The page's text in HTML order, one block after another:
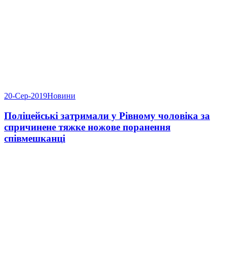
20-Сер-2019Новини
Поліцейські затримали у Рівному чоловіка за
спричинене тяжке ножове поранення
співмешканці